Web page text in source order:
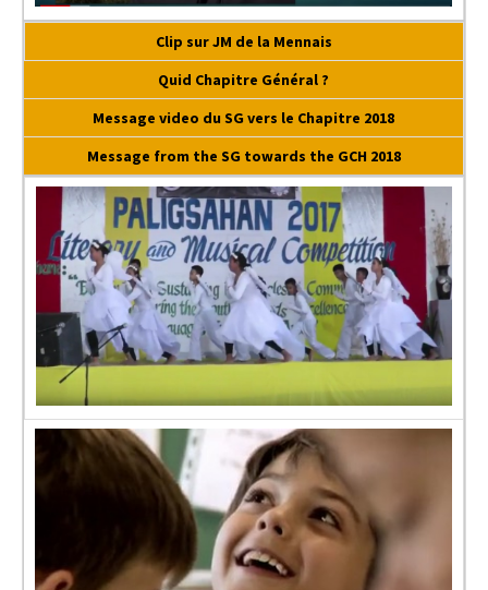
Clip sur JM de la Mennais
Quid Chapitre Général ?
Message video du SG vers le Chapitre 2018
Message from the SG towards the GCH 2018